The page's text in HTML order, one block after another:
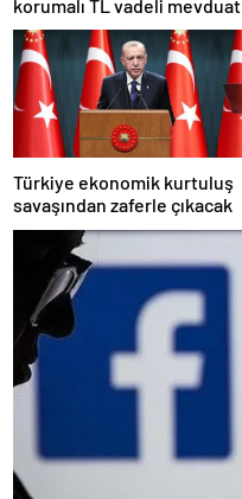
korumalı TL vadeli mevduat
sistemi” açıklaması!
Türkiye ekonomik kurtuluş
savaşından zaferle çıkacak